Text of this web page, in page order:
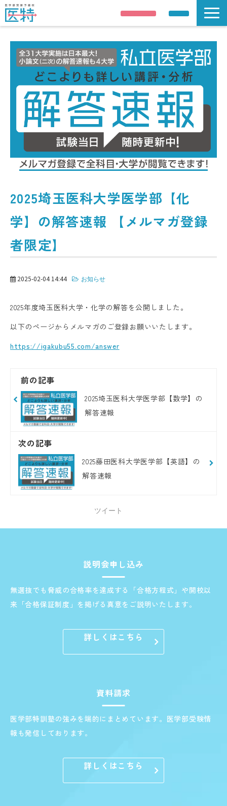
説明会申し込み 資料請求
解答速報
講師紹介
合格実績
医学部受験情報
コース案内
校舎 / 寮のご案内
2025埼玉医科大学医学部【化
学】の解答速報 【メルマガ登録
者限定】
2025-02-04 14:44 お知らせ
2025年度埼玉医科大学・化学の解答を公開しました。
以下のページからメルマガのご登録お願いいたします。
https://igakubu55.com/answer
前の記事
2025埼玉医科大学医学部【数学】の
解答速報
次の記事
2025藤田医科大学医学部【英語】の
解答速報
ツイート
説明会申し込み
無選抜でも脅威の合格率を達成する「合格方程式」や開校以
来「合格保証制度」を掲げる真意をご説明いたします。
詳しくはこちら
資料請求
医学部特訓塾の強みを端的にまとめています。医学部受験情
報も発信しております。
詳しくはこちら